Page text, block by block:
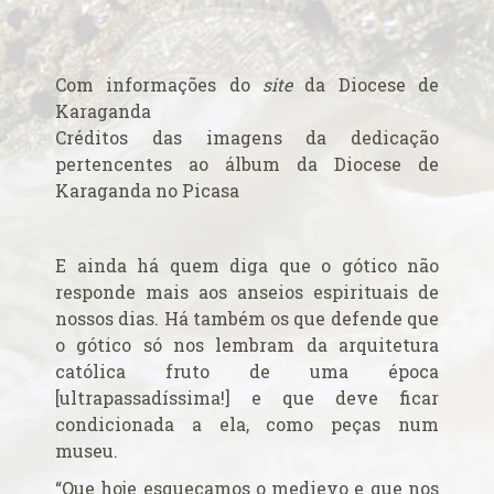
Algumas fotos do Santo Padre no Reino Unido
Altar onde será venerado João Paulo II
Ambientes que favorecem a prática da virtude
Aniversário da proclamação do dogma da Assunção da
Virgem
Aniversário do Cardeal emérito do Rio de Janeiro
Anjo da Guarda do Brasil
Antes do consistório, nomeados reúnem-se com o Papa
Anúncio (Kalendas) do Natal do Senhor em 2015
Aprovada beatificação de Irmã Dulce
Ara Dei Christus est!
Arautos do Evangelho e Sucumbíos
Com informações do siteda Diocese de
Karaganda
Créditos das imagens da dedicação
pertencentes ao álbum da Diocese de
Karaganda no Picasa
E ainda há quem diga que o gótico não
responde mais aos anseios espirituais de
nossos dias. Há também os que defende que
o gótico só nos lembram da arquitetura
católica fruto de uma época
[ultrapassadíssima!] e que deve ficar
condicionada a ela, como peças num
museu.
“Que hoje esqueçamos o medievo e que nos